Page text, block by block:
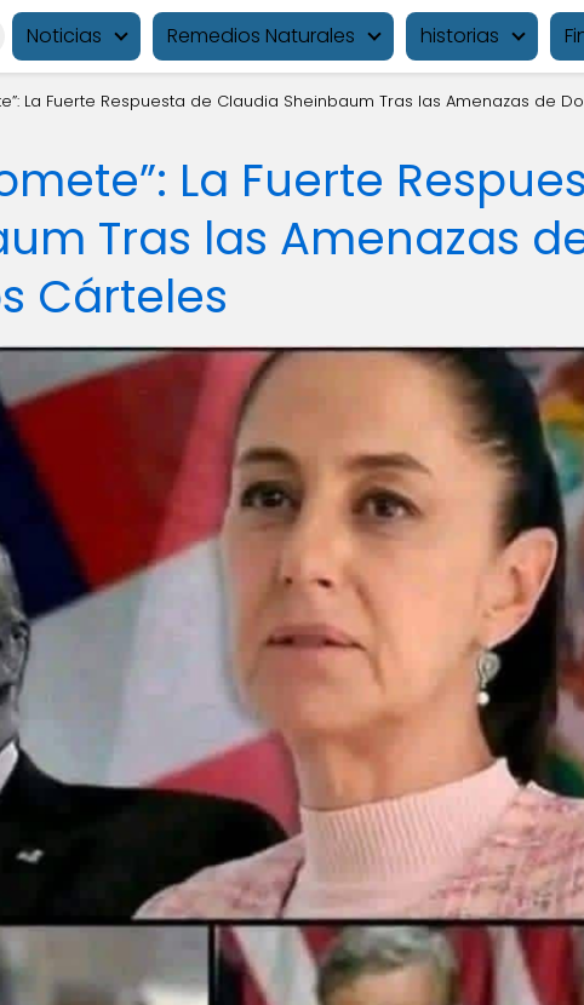
Noticias Remedios Naturales historias
La Fuerte Respuesta de Claudia Sheinbaum Tras las Amenazas de
La Fuerte
Tras las Amenazas
Cárteles